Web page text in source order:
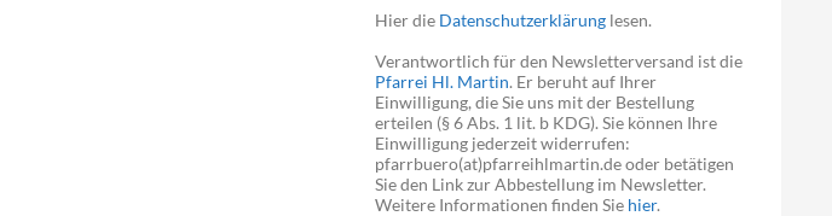
Hier die Datenschutzerklärung lesen.
Verantwortlich für den Newsletterversand ist die
Pfarrei Hl. Martin. Er beruht auf Ihrer
Einwilligung, die Sie uns mit der Bestellung
erteilen (§ 6 Abs. 1 lit. b KDG). Sie können Ihre
Einwilligung jederzeit widerrufen:
pfarrbuero(at)pfarreihlmartin.de oder betätigen
Sie den Link zur Abbestellung im Newsletter.
Weitere Informationen finden Sie hier.